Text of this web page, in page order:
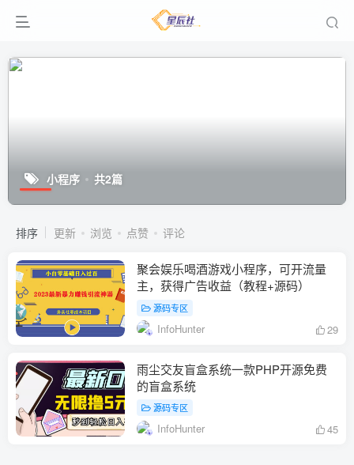
小程序 共2篇
排序 更新 浏览 点赞 评论
聚会娱乐喝酒游戏小程序，可开流量
主，获得广告收益（教程+源码）
源码专区
InfoHunter 29
雨尘交友盲盒系统一款PHP开源免费
的盲盒系统
源码专区
InfoHunter 45